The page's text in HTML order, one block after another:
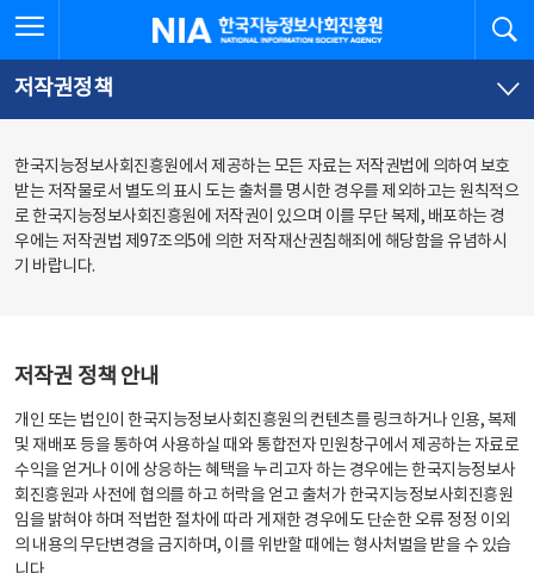
문
로
가
체
뉴
바
가
한국지능정보사회진흥원
저작권정책
한국지능정보사회진흥원에서 제공하는 모든 자료는 저작권법에 의하여 보호
받는 저작물로서 별도의 표시 도는 출처를 명시한 경우를 제외하고는 원칙적으
로 한국지능정보사회진흥원에 저작권이 있으며 이를 무단 복제, 배포하는 경
우에는 저작권법 제97조의5에 의한 저작재산권침해죄에 해당함을 유념하시
기 바랍니다.
저작권 정책 안내
개인 또는 법인이 한국지능정보사회진흥원의 컨텐츠를 링크하거나 인용, 복제
및 재배포 등을 통하여 사용하실 때와 통합전자 민원창구에서 제공하는 자료로
수익을 얻거나 이에 상응하는 혜택을 누리고자 하는 경우에는 한국지능정보사
회진흥원과 사전에 협의를 하고 허락을 얻고 출처가 한국지능정보사회진흥원
임을 밝혀야 하며 적법한 절차에 따라 게재한 경우에도 단순한 오류 정정 이외
의 내용의 무단변경을 금지하며, 이를 위반할 때에는 형사처벌을 받을 수 있습